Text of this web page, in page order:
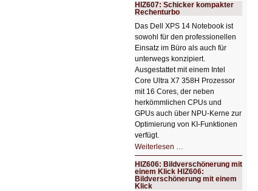
HIZ607: Schicker kompakter
Rechenturbo
Das Dell XPS 14 Notebook ist
sowohl für den professionellen
Einsatz im Büro als auch für
unterwegs konzipiert.
Ausgestattet mit einem Intel
Core Ultra X7 358H Prozessor
mit 16 Cores, der neben
herkömmlichen CPUs und
GPUs auch über NPU-Kerne zur
Optimierung von KI-Funktionen
verfügt.
Weiterlesen …
Schicker
kompakter
Rechenturbo
HIZ606: Bildverschönerung mit
einem Klick HIZ606:
Bildverschönerung mit einem
Klick